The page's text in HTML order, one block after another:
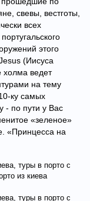
свевы, вестготы,
всех
этого
(Иисуса
холма ведет
на тему
ку самых
- по пути у Вас
«зеленое»
«Принцесса на